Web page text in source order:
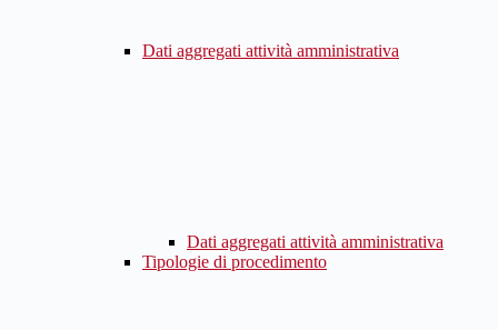
Dati aggregati attività amministrativa
Dati aggregati attività amministrativa
Tipologie di procedimento